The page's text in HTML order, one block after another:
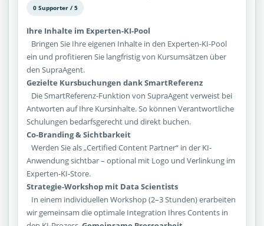
0 Supporter / 5
Ihre Inhalte im Experten-KI-Pool
Bringen Sie Ihre eigenen Inhalte in den Experten-KI-Pool
ein und profitieren Sie langfristig von Kursumsätzen über
den SupraAgent.
Gezielte Kursbuchungen dank SmartReferenz
Die SmartReferenz-Funktion von SupraAgent verweist bei
Antworten auf Ihre Kursinhalte. So können Verantwortliche
Schulungen bedarfsgerecht und direkt buchen.
Co-Branding & Sichtbarkeit
Werden Sie als „Certified Content Partner“ in der KI-
Anwendung sichtbar – optional mit Logo und Verlinkung im
Experten-KI-Store.
Strategie-Workshop mit Data Scientists
In einem individuellen Workshop (2–3 Stunden) erarbeiten
wir gemeinsam die optimale Integration Ihres Contents in